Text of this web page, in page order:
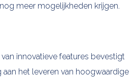
meer mogelijkheden krijgen.
innovatieve features bevestigt
aan het leveren van hoogwaardige